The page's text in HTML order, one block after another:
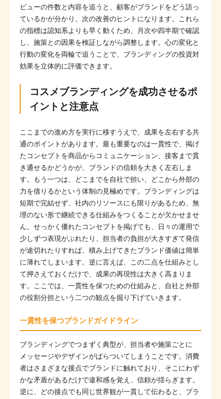
ビューの件数と内容を追うと、顧客がブランドをどう語っ
ているかが分かり、次の改善のヒントになります。これら
の指標は認知系よりも早く動くため、月次や四半期で確認
し、施策との因果を検証しながら調整します。心の変化と
行動の変化を両輪で追うことで、ブランディングの投資対
効果を立体的に評価できます。
コスメブランディングを成功させるポ
イントと注意点
ここまでの進め方を実行に移すうえで、成果を左右する共
通のポイントがあります。最も重要なのは一貫性で、掲げ
たコンセプトを商品からコミュニケーション、接客まで貫
き通せるかどうかが、ブランドの信頼を大きく左右しま
す。もう一つは、どこまでを自社で担い、どこから外部の
力を借りるかという体制の見極めです。ブランディングは
短期で完結せず、社内のリソースにも限りがあるため、無
理のない形で継続できる仕組みをつくることが欠かせませ
ん。せっかく優れたコンセプトを掲げても、日々の運用で
少しずつ表現がぶれたり、担当者の負担が大きすぎて発信
が途切れたりすれば、積み上げてきたブランド価値は簡単
に薄れてしまいます。逆に言えば、この二点を仕組みとし
て押さえておくだけで、成果の再現性は大きく高まりま
す。ここでは、一貫性を保つための仕組みと、自社と外部
の役割分担という二つの観点を掘り下げていきます。
一貫性を保つブランドガイドライン
ブランディングでつまずく典型が、担当者や施策ごとに
メッセージやデザインがばらついてしまうことです。消費
者はさまざまな接点でブランドに触れており、そこにわず
かな矛盾があるだけで違和感を覚え、信頼が揺らぎます。
逆に、どの接点でも同じ世界観が一貫して伝わると、ブラ